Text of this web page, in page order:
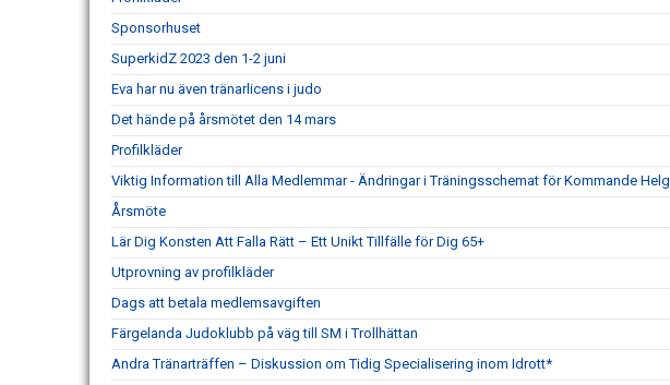
Sponsorhuset
SuperkidZ 2023 den 1-2 juni
Eva har nu även tränarlicens i judo
Det hände på årsmötet den 14 mars
Profilkläder
Viktig Information till Alla Medlemmar - Ändringar i Träningsschemat för Kommande Helg
Årsmöte
Lär Dig Konsten Att Falla Rätt – Ett Unikt Tillfälle för Dig 65+
Utprovning av profilkläder
Dags att betala medlemsavgiften
Färgelanda Judoklubb på väg till SM i Trollhättan
Andra Tränarträffen – Diskussion om Tidig Specialisering inom Idrott*